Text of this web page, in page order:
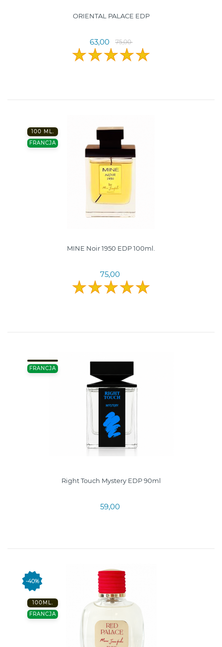
ORIENTAL PALACE EDP
63,00 75,00
100 ML.
FRANCJA
MINE Noir 1950 EDP 100ml.
75,00
FRANCJA
Right Touch Mystery EDP 90ml
59,00
-40%
100ML.
FRANCJA